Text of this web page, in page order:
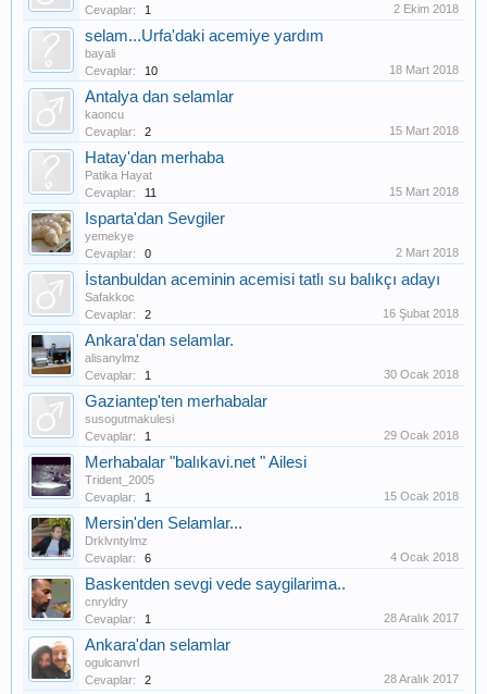
Cevaplar:
1 2 Ekim 2018
selam...Urfa'daki acemiye yardım
bayali
Cevaplar:
10 18 Mart 2018
Antalya dan selamlar
kaoncu
Cevaplar:
2 15 Mart 2018
Hatay'dan merhaba
Patika Hayat
Cevaplar:
11 15 Mart 2018
Isparta'dan Sevgiler
yemekye
Cevaplar:
0 2 Mart 2018
İstanbuldan aceminin acemisi tatlı su balıkçı adayı
Safakkoc
Cevaplar:
2 16 Şubat 2018
Ankara'dan selamlar.
alisanylmz
Cevaplar:
1 30 Ocak 2018
Gaziantep'ten merhabalar
susogutmakulesi
Cevaplar:
1 29 Ocak 2018
Merhabalar "balıkavi.net " Ailesi
Trident_2005
Cevaplar:
1 15 Ocak 2018
Mersin'den Selamlar...
Drklvntylmz
Cevaplar:
6 4 Ocak 2018
Baskentden sevgi vede saygilarima..
cnryldry
Cevaplar:
1 28 Aralık 2017
Ankara'dan selamlar
ogulcanvrl
Cevaplar:
2 28 Aralık 2017